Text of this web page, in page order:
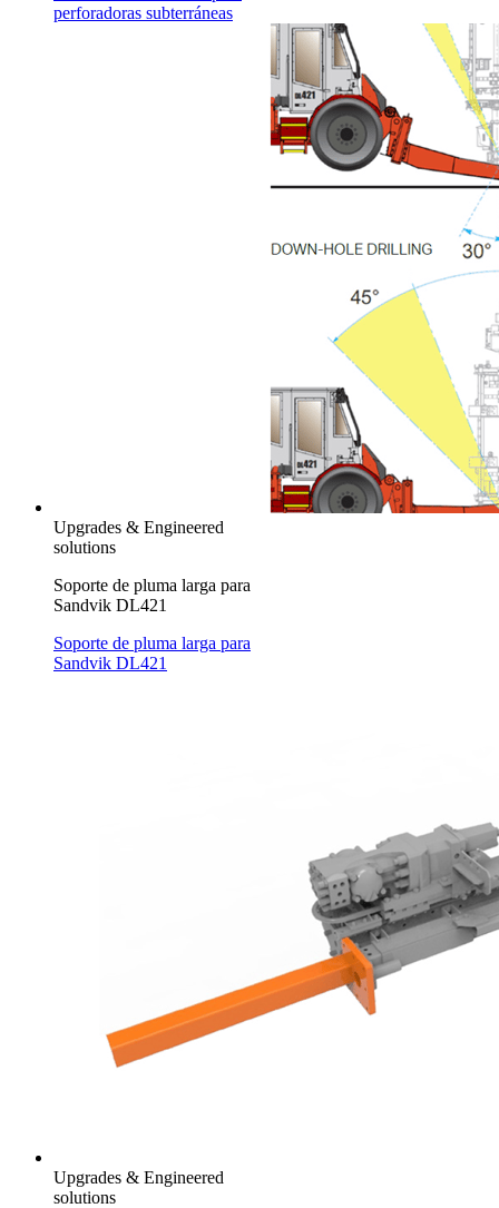
perforadoras subterráneas
Upgrades & Engineered
solutions
Soporte de pluma larga para
Sandvik DL421
Soporte de pluma larga para
Sandvik DL421
Upgrades & Engineered
solutions